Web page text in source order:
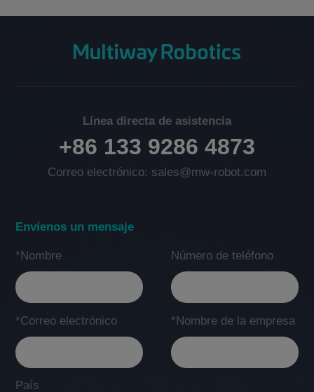
Línea directa de asistencia
+86 133 9286 4873
Correo electrónico: sales@mw-robot.com
Envíenos un mensaje
*Nombre Número de teléfono
*Correo electrónico *Nombre de la empresa
País